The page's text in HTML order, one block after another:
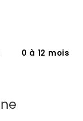
0 à 12 mois